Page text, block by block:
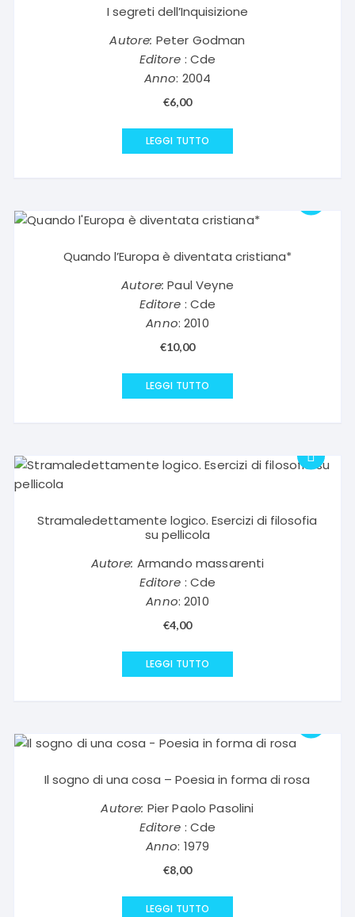
I segreti dell’Inquisizione
Autore: Peter Godman
Editore : Cde
Anno: 2004
€6,00
LEGGI TUTTO
Quando l’Europa è diventata cristiana*
Autore: Paul Veyne
Editore : Cde
Anno: 2010
€10,00
LEGGI TUTTO
Stramaledettamente logico. Esercizi di filosofia
su pellicola
Autore: Armando massarenti
Editore : Cde
Anno: 2010
€4,00
LEGGI TUTTO
Il sogno di una cosa – Poesia in forma di rosa
Autore: Pier Paolo Pasolini
Editore : Cde
Anno: 1979
€8,00
LEGGI TUTTO